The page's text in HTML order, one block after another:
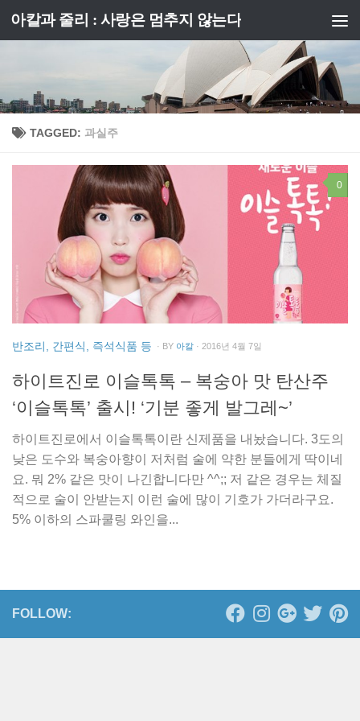
Skip to content
아칼과 줄리 : 사랑은 멈추지 않는다
TAGGED: 과실주
0
반조리, 간편식, 즉석식품 등 · BY 아칼 · 2016년 4월 7일
하이트진로 이슬톡톡 – 복숭아 맛 탄산주
‘이슬톡톡’ 출시! ‘기분 좋게 발그레~’
하이트진로에서 이슬톡톡이란 신제품을 내놨습니다. 3도의
낮은 도수와 복숭아향이 저처럼 술에 약한 분들에게 딱이네
요. 뭐 2% 같은 맛이 나긴합니다만 ^^;; 저 같은 경우는 체질
적으로 술이 안받는지 이런 술에 많이 기호가 가더라구요.
5% 이하의 스파쿨링 와인을...
FOLLOW: